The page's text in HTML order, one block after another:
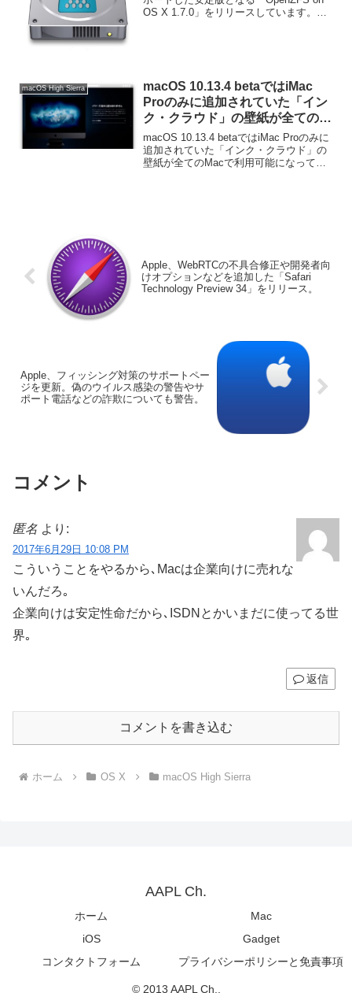
OS X 1.7.0」をリリースしています。詳
macOS High Sierra
macOS 10.13.4 betaではiMac
Proのみに追加されていた「イン
ク・クラウド」の壁紙が全ての
Macで利用可能に。
macOS 10.13.4 betaではiMac Proのみに
追加されていた「インク・クラウド」の
壁紙が全てのMacで利用可能になってい
Apple、WebRTCの不具合修正や開発者向
けオプションなどを追加した「Safari
Technology Preview 34」をリリース。
Apple、フィッシング対策のサポートペー
ジを更新。偽のウイルス感染の警告やサ
ポート電話などの詐欺についても警告。
コメント
匿名 より:
2017年6月29日 10:08 PM
こういうことをやるから､Macは企業向けに売れな
いんだろ｡
企業向けは安定性命だから､ISDNとかいまだに使ってる世
界｡
返信
コメントを書き込む
ホーム OS X macOS High Sierra
AAPL Ch.
ホーム
Mac
iOS
Gadget
コンタクトフォーム
プライバシーポリシーと免責事項
© 2013 AAPL Ch..